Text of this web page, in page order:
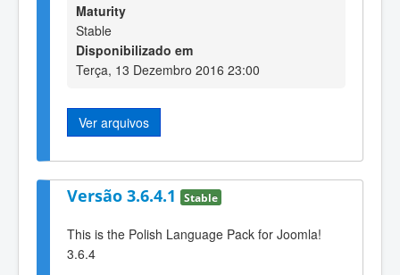
Maturity
Stable
Disponibilizado em
Terça, 13 Dezembro 2016 23:00
Ver arquivos
Versão 3.6.4.1 Stable
This is the Polish Language Pack for Joomla!
3.6.4